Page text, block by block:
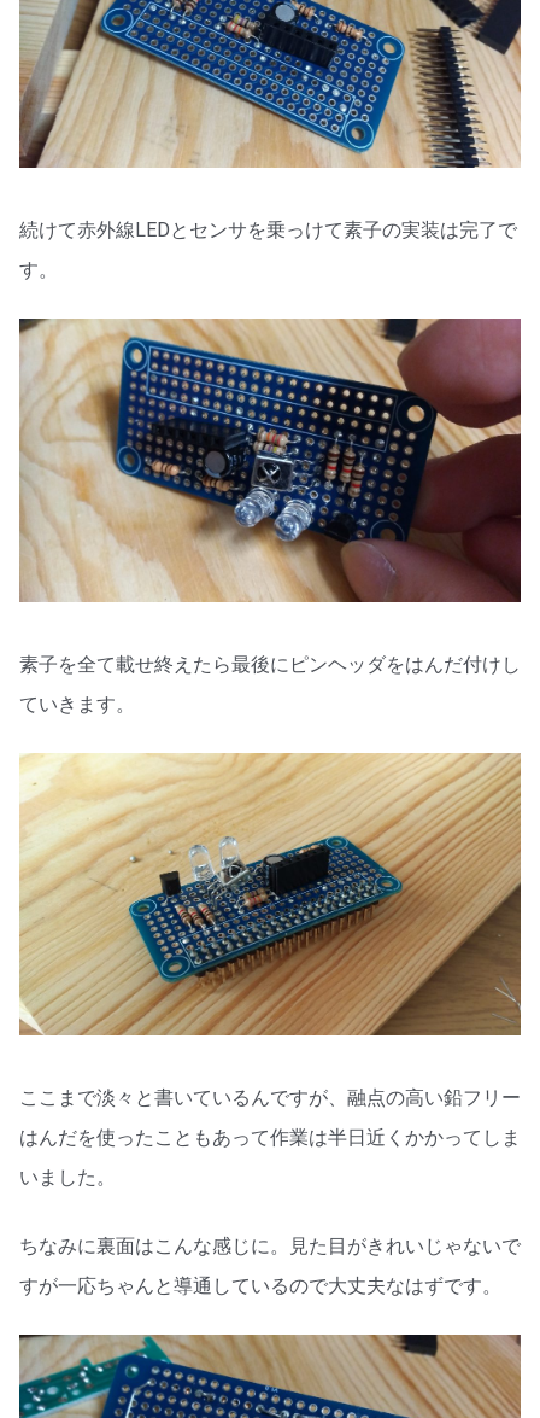
続けて赤外線LEDとセンサを乗っけて素子の実装は完了で
す。
素子を全て載せ終えたら最後にピンヘッダをはんだ付けし
ていきます。
ここまで淡々と書いているんですが、融点の高い鉛フリー
はんだを使ったこともあって作業は半日近くかかってしま
いました。
ちなみに裏面はこんな感じに。見た目がきれいじゃないで
すが一応ちゃんと導通しているので大丈夫なはずです。